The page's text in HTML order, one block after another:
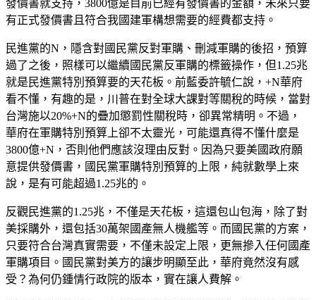
發價書就支持，3800億是目前已經有發價書的金額，未來只要
有正式發價書且符合我國建軍構想需要的經費都支持。
民進黨的N，隱含對國民黨反對軍購、刪減軍購的後招，預算
過了之後，照樣可以繼續國民黨反軍購的標籤操作，但1.25兆
就是民進黨特別預算要的天花板。前藍委許毓仁說，+N華府
看不懂，有趣的是，川普在對全球大課對等關稅的時候，當對
台灣施以20%+N的疊加懲罰性關稅時，卻異常精明。不過，
華府在軍購特別預算上卻不太靈光，可能還真得不懂什麼是
3800億+N，否則他們應該沒理由反對。因為只要美國政府願
意提供發價書，國民黨軍購特別預算的上限，純就數學上來
說，是有可能超過1.25兆的。
反觀民進黨的1.25兆，不僅是天花板，這還包山包海，除了對
美採購外，還包括30萬架國產無人機艦等。而國民黨的方案，
只要符合台灣真實需要，不僅未設定上限，更無摻入任何國產
軍購項目。國民黨對美方的讓步明顯至此，華府竟然沒有感
受？為何仍鍾情行政院的版本，實在讓人費解。